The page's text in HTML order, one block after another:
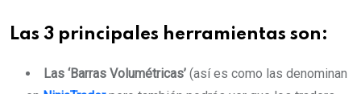
Las 3 principales herramientas son:
Las ‘Barras Volumétricas’ (así es como las denominan